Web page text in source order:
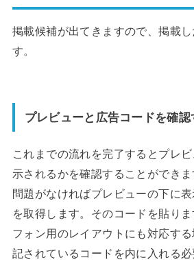
掲載候補が出てきますので、掲載
す。
プレビューと広告コードを確認
これまでの流れを完了するとプレ
示されるかを確認することができ
問題がなければプレビューの下に
を取得します。そのコードを貼り
フォン用のレイアウトにも対応す
記されているコードを内に入れる必